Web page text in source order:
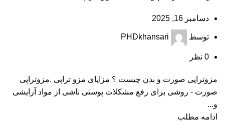
دسامبر 16, 2025
توسط PHDkhansari
0 نظر
مزوتراپی صورت و بدن چیست ؟ مزایای مزو تراپی .مزوتراپی
صورت - روشی برای رفع مشکلات پوستی ناشی از مواد آرایشی
و...
ادامه مطلب